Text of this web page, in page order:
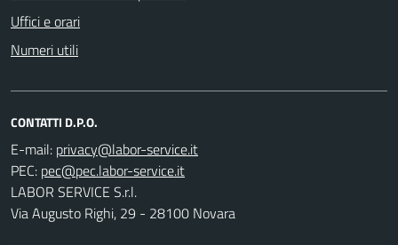
Uffici e orari
Numeri utili
CONTATTI D.P.O.
E-mail:
PEC:
LABOR SERVICE S.r.l.
Via Augusto Righi, 29 - 28100 Novara